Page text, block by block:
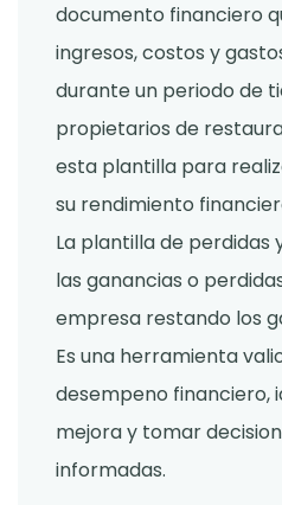
documento financiero
ingresos, costos y
durante un periodo de
propietarios de
esta plantilla para
su rendimiento
La plantilla de perdidas
las ganancias o
empresa restando los
Es una herramienta
desempeno financiero,
mejora y tomar
informadas.